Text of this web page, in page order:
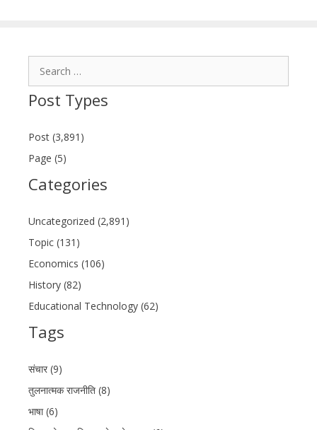
Post Types
Post (3,891)
Page (5)
Categories
Uncategorized (2,891)
Topic (131)
Economics (106)
History (82)
Educational Technology (62)
Tags
संचार (9)
तुलनात्मक राजनीति (8)
भाषा (6)